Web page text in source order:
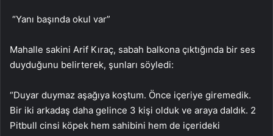
“Yanı başında okul var”
Mahalle sakini Arif Kıraç, sabah balkona çıktığında bir ses
duyduğunu belirterek, şunları söyledi:
“Duyar duymaz aşağıya koştum. Önce içeriye giremedik.
Bir iki arkadaş daha gelince 3 kişi olduk ve araya daldık. 2
Pitbull cinsi köpek hem sahibini hem de içerideki